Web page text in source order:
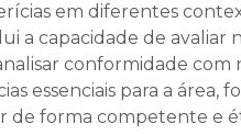
em diferentes
a capacidade de avaliar
conformidade com
essenciais para a área,
de forma competente e